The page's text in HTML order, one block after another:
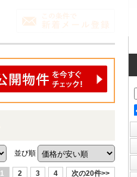
閲覧履歴
針
並び順
1 2 3 4 次の20件>>